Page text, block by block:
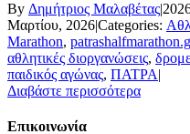
By Δημήτριος Μαλαβέτας|
Μαρτίου, 2026|Categories:
Marathon,
αθλητικές διοργανώσεις,
παιδικός αγώνας, ΠΑΤΡΑ|
Διαβάστε περισσότερα
Επικοινωνία